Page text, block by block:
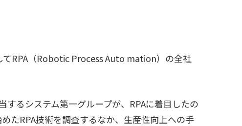
RPA（Robotic Process Auto mation）の全社
るシステム第一グループが、RPAに着目したの
たRPA技術を調査するなか、生産性向上への手